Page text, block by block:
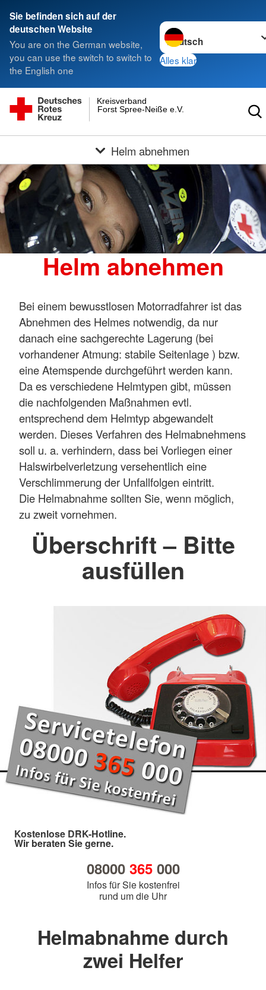
Sie befinden sich auf der
deutschen Website
You are on the German website,
you can use the switch to switch to
the English one
Sprache wechseln zu
Alles klar
Forst Spree-Neiße e.V.
Kreisverband
Helm abnehmen
Helm abnehmen
Bei einem bewusstlosen Motorradfahrer ist das
Abnehmen des Helmes notwendig, da nur
danach eine sachgerechte Lagerung (bei
vorhandener Atmung: stabile Seitenlage ) bzw.
eine Atemspende durchgeführt werden kann.
Da es verschiedene Helmtypen gibt, müssen
die nachfolgenden Maßnahmen evtl.
entsprechend dem Helmtyp abgewandelt
werden. Dieses Verfahren des Helmabnehmens
soll u. a. verhindern, dass bei Vorliegen einer
Halswirbelverletzung versehentlich eine
Verschlimmerung der Unfallfolgen eintritt.
Die Helmabnahme sollten Sie, wenn möglich,
zu zweit vornehmen.
Überschrift – Bitte
ausfüllen
Kostenlose DRK-Hotline.
Wir beraten Sie gerne.
08000 365000
Infos für Sie kostenfrei
rund um die Uhr
Helmabnahme durch
zwei Helfer